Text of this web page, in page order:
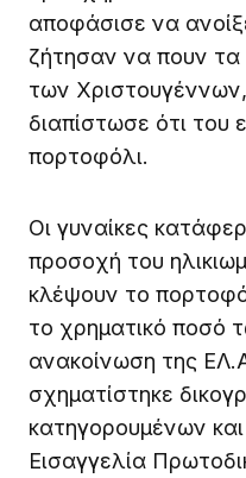
αποφάσισε να
ζήτησαν να πουν
των
διαπίστωσε ότι του
πορτοφόλι.
Οι γυναίκες
προσοχή του
κλέψουν το
το χρηματικό ποσό
ανακοίνωση της
σχηματίστηκε
κατηγορουμένων
Εισαγγελία